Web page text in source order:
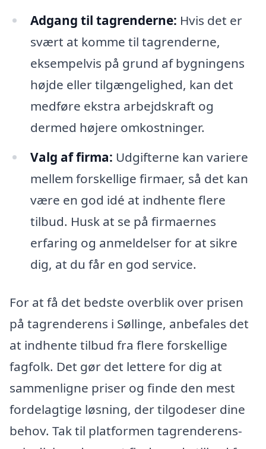
Adgang til tagrenderne: Hvis det er
svært at komme til tagrenderne,
eksempelvis på grund af bygningens
højde eller tilgængelighed, kan det
medføre ekstra arbejdskraft og
dermed højere omkostninger.
Valg af firma: Udgifterne kan variere
mellem forskellige firmaer, så det kan
være en god idé at indhente flere
tilbud. Husk at se på firmaernes
erfaring og anmeldelser for at sikre
dig, at du får en god service.
For at få det bedste overblik over prisen
på tagrenderens i Søllinge, anbefales det
at indhente tilbud fra flere forskellige
fagfolk. Det gør det lettere for dig at
sammenligne priser og finde den mest
fordelagtige løsning, der tilgodeser dine
behov. Tak til platformen tagrenderens-